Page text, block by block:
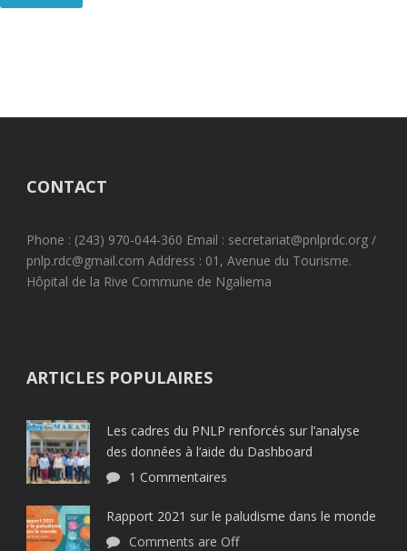
CONTACT
Phone : (243) 970-044-360 Email : secretariat@pnlprdc.org /
pnlp.rdc@gmail.com Address : 01, Avenue du Tourisme.
Hôpital de la Rive Commune de Ngaliema
ARTICLES POPULAIRES
Les cadres du PNLP renforcés sur l’analyse
des données à l‘aide du Dashboard
1 Commentaires
Rapport 2021 sur le paludisme dans le monde
Comments are Off